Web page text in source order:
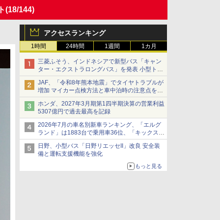
(18/144)
アクセスランキング
1時間 24時間 1週間 1カ月
三菱ふそう、インドネシアで新型バス「キャン
ター・エクストラロングバス」を発表 小型トラ
ックベースの観光・旅客輸送向けバス
JAF、「令和8年熊本地震」でタイヤトラブルが
増加 マイカー点検方法と車中泊時の注意点を呼
びかけ
ホンダ、2027年3月期第1四半期決算の営業利益
5307億円で過去最高を記録
2026年7月の車名別新車ランキング、「エルグ
ランド」は1883台で乗用車36位、「キックス」
は2591台で27位に
日野、小型バス「日野リエッセII」改良 安全装
備と運転支援機能を強化
もっと見る